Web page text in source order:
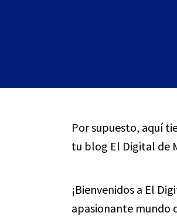
Por supuesto, aquí
tu blog El Digital de
¡Bienvenidos a El
apasionante mundo